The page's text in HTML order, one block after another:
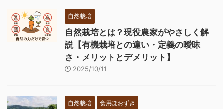
自然栽培
自然栽培とは？現役農家がやさしく解
説【有機栽培との違い・定義の曖昧
さ・メリットとデメリット】
2025/10/11
自然栽培 食用ほおずき